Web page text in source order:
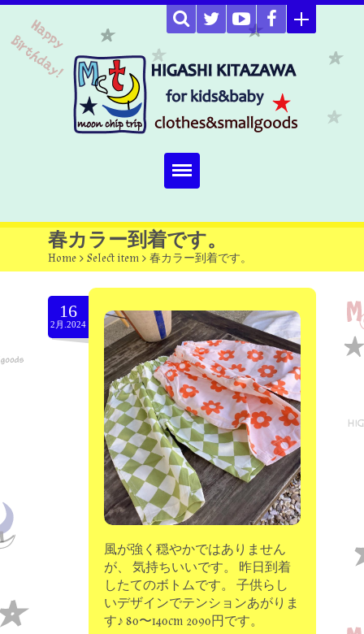
Home
about
Select item
omutucake
moon chip trip original
my account
Store
minna kitchen komeco
contact
春カラー到着です。
Home > Select item > 春カラー到着です。
16
2月.2024
風が強く穏やかではありません
が、 気持ちいいです。 昨日到着
したてのボトムです。 子供らし
いデザインでテンションあがりま
す♪ 80〜140cm 2090円です。